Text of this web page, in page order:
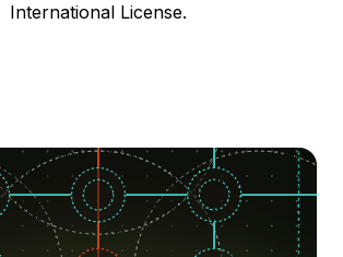
International License.